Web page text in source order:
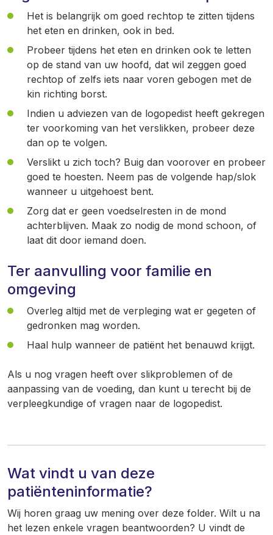
Het is belangrijk om goed rechtop te zitten tijdens
het eten en drinken, ook in bed.
Probeer tijdens het eten en drinken ook te letten
op de stand van uw hoofd, dat wil zeggen goed
rechtop of zelfs iets naar voren gebogen met de
kin richting borst.
Indien u adviezen van de logopedist heeft gekregen
ter voorkoming van het verslikken, probeer deze
dan op te volgen.
Verslikt u zich toch? Buig dan voorover en probeer
goed te hoesten. Neem pas de volgende hap/slok
wanneer u uitgehoest bent.
Zorg dat er geen voedselresten in de mond
achterblijven. Maak zo nodig de mond schoon, of
laat dit door iemand doen.
Ter aanvulling voor familie en
omgeving
Overleg altijd met de verpleging wat er gegeten of
gedronken mag worden.
Haal hulp wanneer de patiënt het benauwd krijgt.
Als u nog vragen heeft over slikproblemen of de
aanpassing van de voeding, dan kunt u terecht bij de
verpleegkundige of vragen naar de logopedist.
Wat vindt u van deze
patiënteninformatie?
Wij horen graag uw mening over deze folder. Wilt u na
het lezen enkele vragen beantwoorden? U vindt de